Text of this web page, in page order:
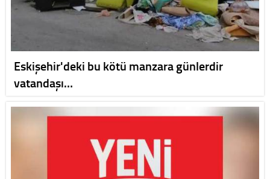
Eskişehir'deki bu kötü manzara günlerdir
vatandaşı…